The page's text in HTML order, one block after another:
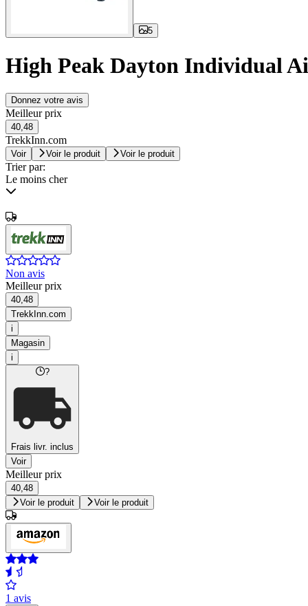
5
High Peak Dayton Individual
Donnez votre avis
Meilleur prix
40,48
TrekkInn.com
Voir Voir le produit Voir le produit
Trier par:
Le moins cher
Non avis
Meilleur prix
40,48
TrekkInn.com
i
Magasin
i
?
Frais livr. inclus
Voir
Meilleur prix
40,48
Voir le produit
Voir le produit
1 avis